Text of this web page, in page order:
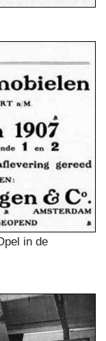
in de